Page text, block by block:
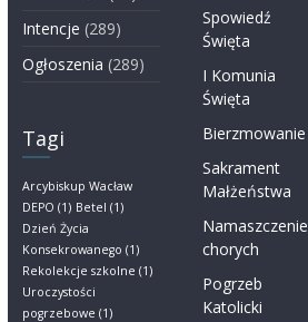
Intencje (289)
Ogłoszenia (289)
Tagi
Arcybiskup Wacław
DEPO (1) Betel (1)
Dzień Życia
Konsekrowanego (1)
Rekolekcje szkolne (1)
Uroczystości
pogrzebowe (1)
Spowiedź
Święta
I Komunia
Święta
Bierzmowanie
Sakrament
Małżeństwa
Namaszczenie
chorych
Pogrzeb
Katolicki